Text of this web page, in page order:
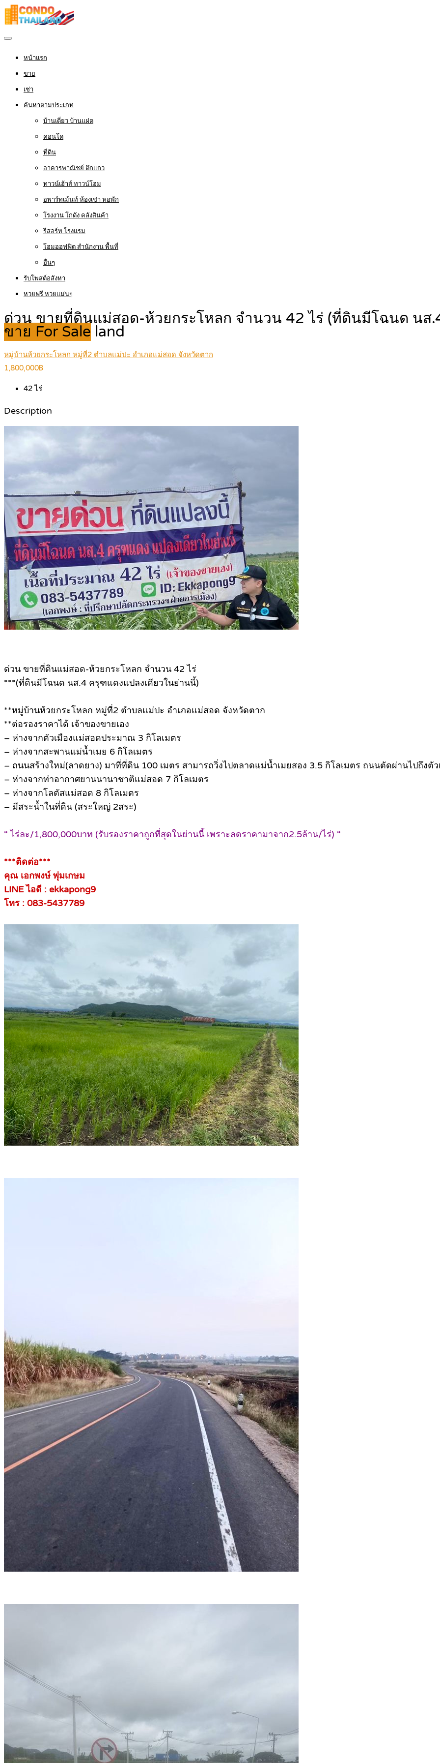
หน้าแรก
ขาย
เช่า
ค้นหาตามประเภท
บ้านเดี่ยว บ้านแฝด
คอนโด
ที่ดิน
อาคารพาณิชย์ ตึกแถว
ทาวน์เฮ้าส์ ทาวน์โฮม
อพาร์ทเม้นท์ ห้องเช่า หอพัก
โรงงาน โกดัง คลังสินค้า
รีสอร์ท โรงแรม
โฮมออฟฟิต สำนักงาน พื้นที่
อื่นๆ
รับโพสต์อสังหา
หวยฟรี หวยแม่นๆ
ด่วน ขายที่ดินแม่สอด-ห้วยกระโหลก จำนวน 42 ไร่ (ที่ดินมีโฉนด นส
ขาย For Sale land
หมู่บ้านห้วยกระโหลก หมู่ที่2 ตำบลแม่ปะ อำเภอแม่สอด จังหวัดตาก
1,800,000฿
42ไร่
Description
ด่วน ขายที่ดินแม่สอด-ห้วยกระโหลก จำนวน 42 ไร่
***(ที่ดินมีโฉนด นส.4 ครุฑแดงแปลงเดียวในย่านนี้)
**หมู่บ้านห้วยกระโหลก หมู่ที่2 ตำบลแม่ปะ อำเภอแม่สอด จังหวัดตาก
**ต่อรองราคาได้ เจ้าของขายเอง
– ห่างจากตัวเมืองแม่สอดประมาณ 3 กิโลเมตร
– ห่างจากสะพานแม่น้ำเมย 6 กิโลเมตร
– ถนนสร้างใหม่(ลาดยาง) มาที่ที่ดิน 100 เมตร สามารถวิ่งไปตลาดแม่น้ำเมยสอง 3.5 กิโลเมตร ถนนตัดผ่านไปถึงตัว
– ห่างจากท่าอากาศยานนานาชาติแม่สอด 7 กิโลเมตร
– ห่างจากโลตัสแม่สอด 8 กิโลเมตร
– มีสระน้ำในที่ดิน (สระใหญ่ 2สระ)
“ ไร่ละ/1,800,000บาท (รับรองราคาถูกที่สุดในย่านนี้ เพราะลดราคามาจาก2.5ล้าน/ไร่) “
***ติดต่อ***
คุณ เอกพงษ์ พุ่มเกษม
LINE ไอดี : ekkapong9
โทร : 083-5437789